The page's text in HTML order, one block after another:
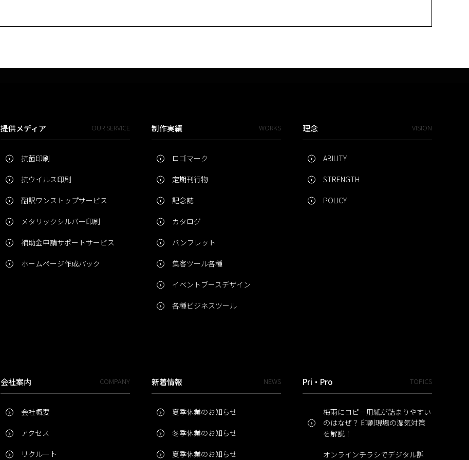
提供メディア OUR SERVICE
抗菌印刷
抗ウイルス印刷
翻訳ワンストップサービス
メタリックシルバー印刷
補助金申請サポートサービス
ホームページ作成パック
制作実績 WORKS
ロゴマーク
定期刊行物
記念誌
カタログ
パンフレット
集客ツール各種
イベントブースデザイン
各種ビジネスツール
理念 VISION
ABILITY
STRENGTH
POLICY
会社案内 COMPANY
会社概要
アクセス
リクルート
新着情報 NEWS
夏季休業のお知らせ
冬季休業のお知らせ
夏季休業のお知らせ
Pri・Pro TOPICS
梅雨にコピー用紙が詰まりやすい
のはなぜ？ 印刷現場の湿気対策
を解説！
オンラインチラシでデジタル訴